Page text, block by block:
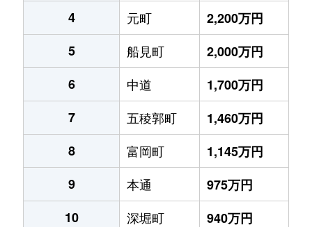
4
元町
2,200万円
5
船見町
2,000万円
6
中道
1,700万円
7
五稜郭町
1,460万円
8
富岡町
1,145万円
9
本通
975万円
10
深堀町 940万円